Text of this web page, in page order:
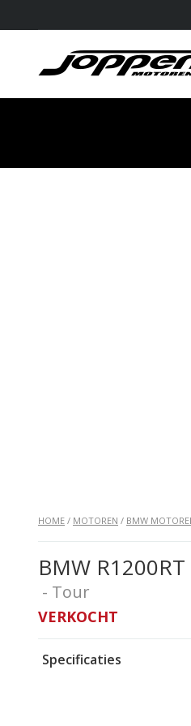
HOME / MOTOREN / BMW
BMW
- Tour
VERKOCHT
Specificaties